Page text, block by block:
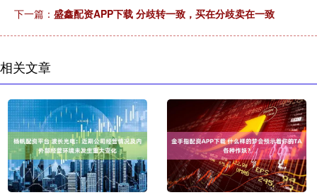
下一篇： 盛鑫配资APP下载 分歧转一致，买在分歧卖在一致
相关文章